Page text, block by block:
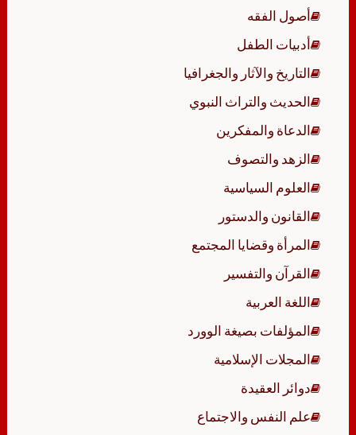
أصول الفقه
أدبيات الطفل
التاريخ والآثار والجغرافيا
الحديث والتراث النبوي
الدعاة والمفكرين
الزهد والتصوف
العلوم السياسية
القانون والدستور
المرأة وقضايا المجتمع
القرآن والتفسير
اللغة العربية
المؤلفات بصيغة الوورد
المجلات الإسلامية
دوائر العقيدة
علم النفس والاجتماع